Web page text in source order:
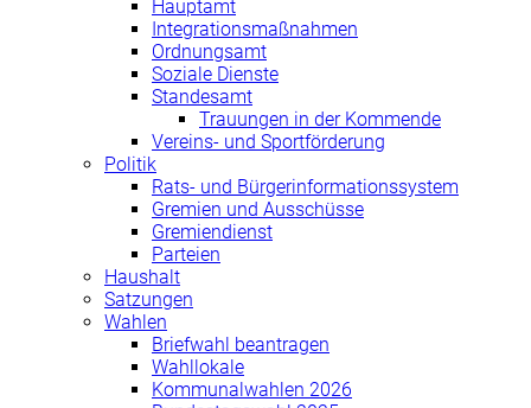
Hauptamt
Integrationsmaßnahmen
Ordnungsamt
Soziale Dienste
Standesamt
Trauungen in der Kommende
Vereins- und Sportförderung
Politik
Rats- und Bürgerinformationssystem
Gremien und Ausschüsse
Gremiendienst
Parteien
Haushalt
Satzungen
Wahlen
Briefwahl beantragen
Wahllokale
Kommunalwahlen 2026